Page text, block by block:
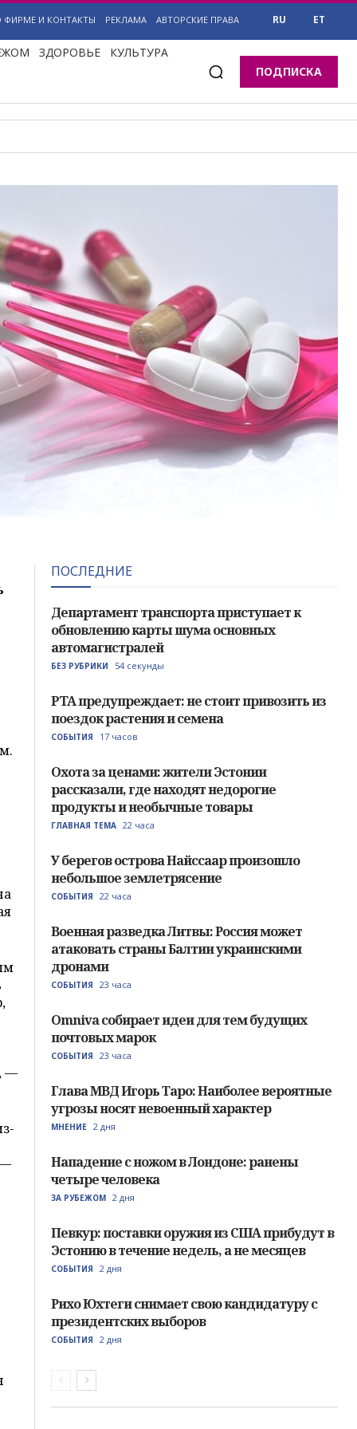
ФИРМЕ И КОНТАКТЫ РЕКЛАМА АВТОРСКИЕ ПРАВА RU ET
ЗДОРОВЬЕ КУЛЬТУРА
ПОДПИСКА
—
—
ПОСЛЕДНИЕ
Департамент транспорта приступает к
обновлению карты шума основных
автомагистралей
БЕЗ РУБРИКИ 54 секунды
PTA предупреждает: не стоит привозить из
поездок растения и семена
СОБЫТИЯ 17 часов
Охота за ценами: жители Эстонии
рассказали, где находят недорогие
продукты и необычные товары
ГЛАВНАЯ ТЕМА 22 часа
У берегов острова Найссаар произошло
небольшое землетрясение
СОБЫТИЯ 22 часа
Военная разведка Литвы: Россия может
атаковать страны Балтии украинскими
дронами
СОБЫТИЯ 23 часа
Omniva собирает идеи для тем будущих
почтовых марок
СОБЫТИЯ 23 часа
Глава МВД Игорь Таро: Наиболее вероятные
угрозы носят невоенный характер
МНЕНИЕ 2 дня
Нападение с ножом в Лондоне: ранены
четыре человека
ЗА РУБЕЖОМ 2 дня
Певкур: поставки оружия из США прибудут в
Эстонию в течение недель, а не месяцев
СОБЫТИЯ 2 дня
Рихо Юхтеги снимает свою кандидатуру с
президентских выборов
СОБЫТИЯ 2 дня